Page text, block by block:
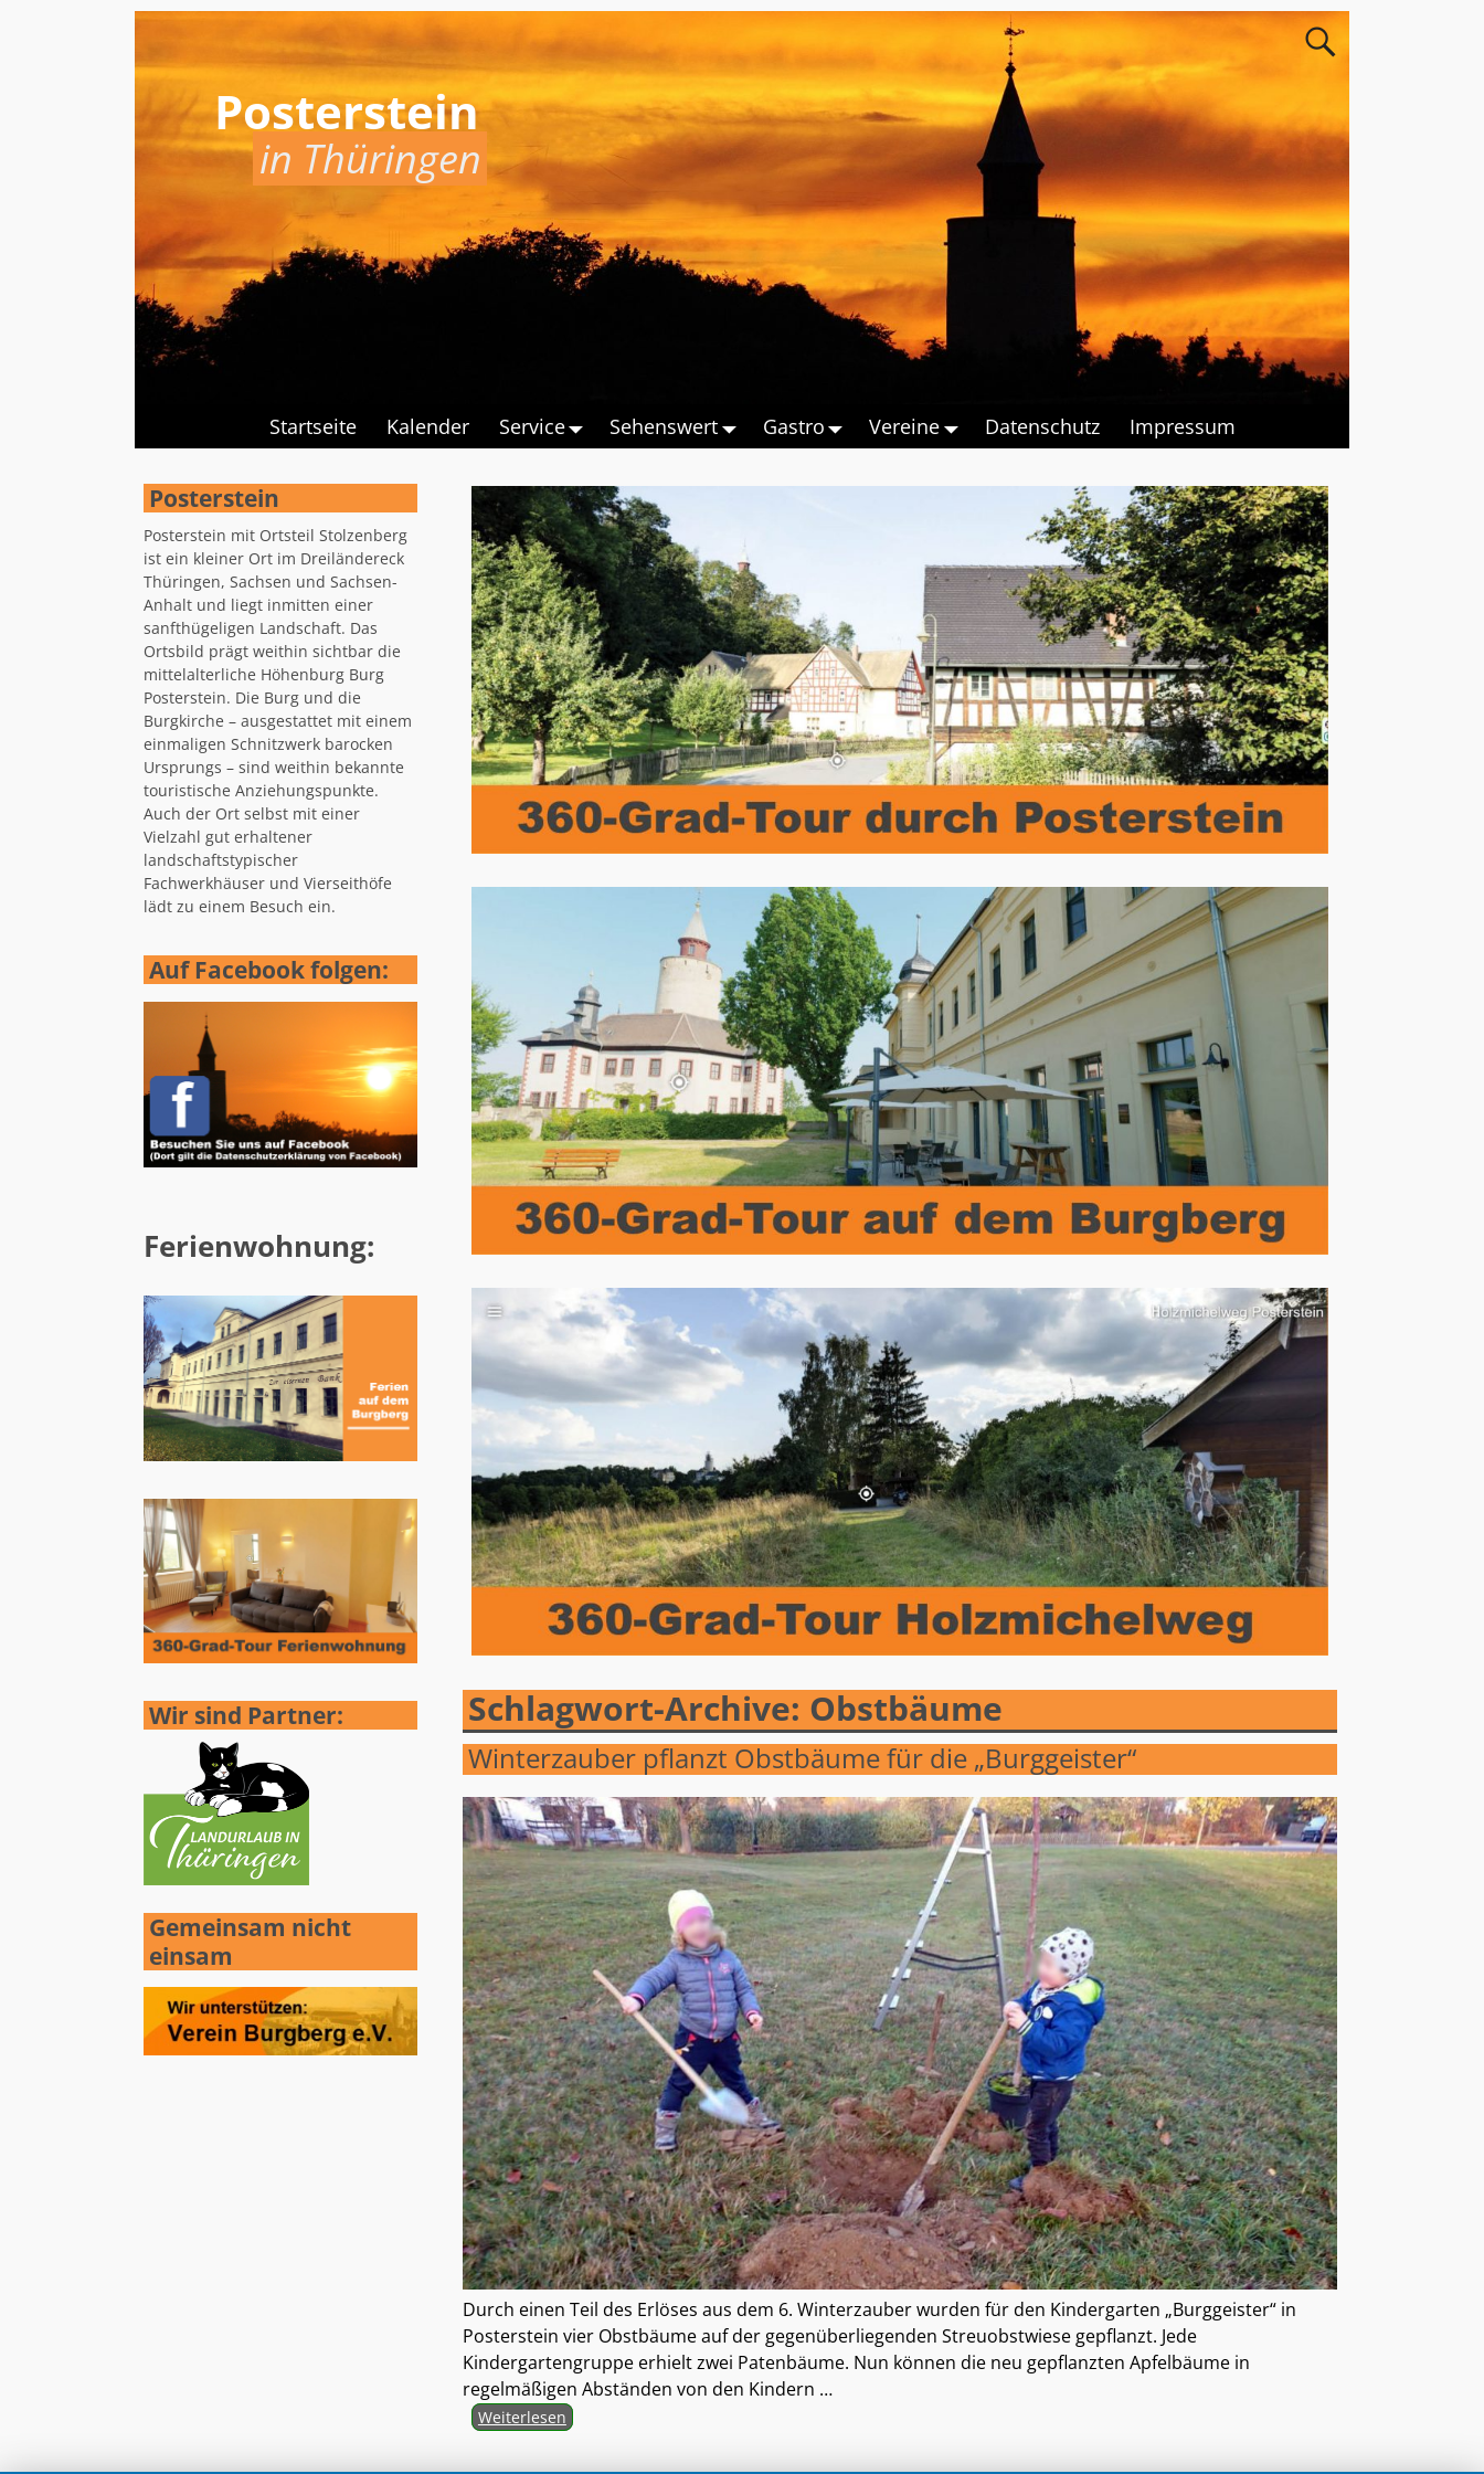
Posterstein
in Thüringen
Startseite Kalender Service Sehenswert Gastro Vereine Datenschutz Impressum
Schlagwort-Archive: Obstbäume
Winterzauber pflanzt Obstbäume für die „Burggeister“
Durch einen Teil des Erlöses aus dem 6. Winterzauber wurden für den Kindergarten „Burggeister“ in
Posterstein vier Obstbäume auf der gegenüberliegenden Streuobstwiese gepflanzt. Jede
Kindergartengruppe erhielt zwei Patenbäume. Nun können die neu gepflanzten Apfelbäume in
regelmäßigen Abständen von den Kindern …
Weiterlesen
Posterstein
Posterstein mit Ortsteil Stolzenberg
ist ein kleiner Ort im Dreiländereck
Thüringen, Sachsen und Sachsen-
Anhalt und liegt inmitten einer
sanfthügeligen Landschaft. Das
Ortsbild prägt weithin sichtbar die
mittelalterliche Höhenburg Burg
Posterstein. Die Burg und die
Burgkirche – ausgestattet mit einem
einmaligen Schnitzwerk barocken
Ursprungs – sind weithin bekannte
touristische Anziehungspunkte.
Auch der Ort selbst mit einer
Vielzahl gut erhaltener
landschaftstypischer
Fachwerkhäuser und Vierseithöfe
lädt zu einem Besuch ein.
Auf Facebook folgen:
Ferienwohnung:
Wir sind Partner:
Gemeinsam nicht
einsam